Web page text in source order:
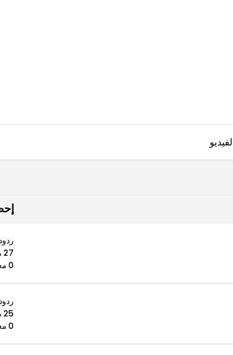
ردود
27 مشاهدات
0 معجبون
ردود
25 مشاهدات
0 معجبون